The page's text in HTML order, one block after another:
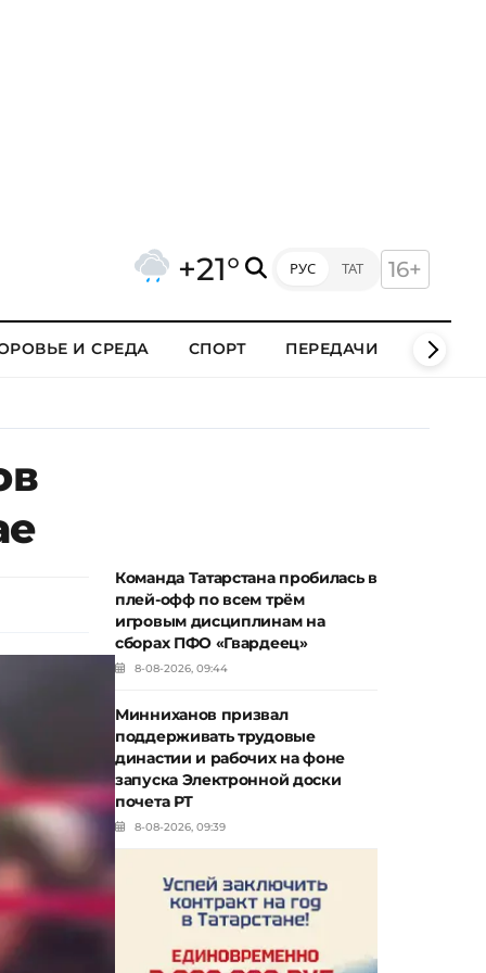
+21° РУС ТАТ 16+
И СРЕДА СПОРТ ПЕРЕДАЧИ КЛИПЫ
Команда Татарстана пробилась в
плей-офф по всем трём
игровым дисциплинам на
сборах ПФО «Гвардеец»
8-08-2026, 09:44
Минниханов призвал
поддерживать трудовые
династии и рабочих на фоне
запуска Электронной доски
почета РТ
8-08-2026, 09:39